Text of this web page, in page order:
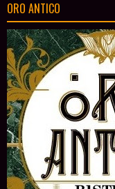
ORO ANTICO